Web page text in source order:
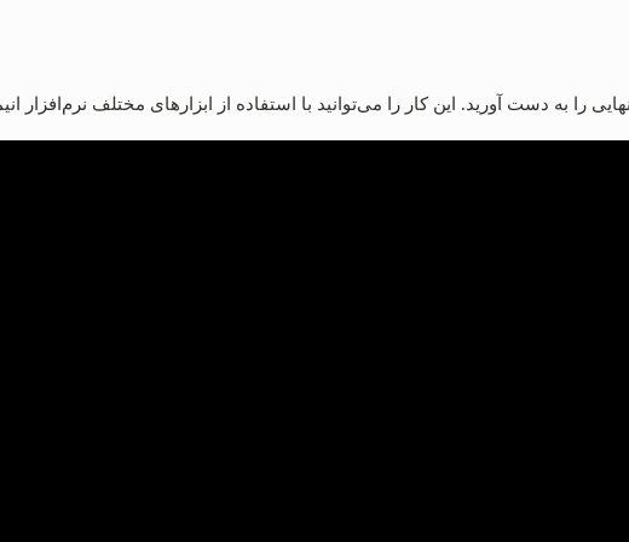
را به دست آورید. این کار را می‌توانید با استفاده از ابزارهای مختلف نرم‌افزار